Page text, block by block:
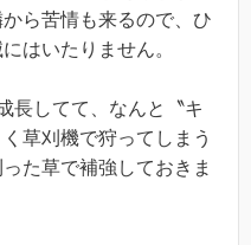
ら苦情も来るので、ひ
はいたりません。
長してて、なんと〝キ
草刈機で狩ってしまう
た草で補強しておきま